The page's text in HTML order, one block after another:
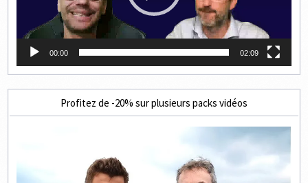
00:00 02:09
Profitez de -20% sur plusieurs packs vidéos